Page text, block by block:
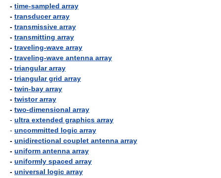
- time-sampled array
- transducer array
- transmissive array
- transmitting array
- traveling-wave array
- traveling-wave antenna array
- triangular array
- triangular grid array
- twin-bay array
- twistor array
- two-dimensional array
- ultra extended graphics array
- uncommitted logic array
- unidirectional couplet antenna array
- uniform antenna array
- uniformly spaced array
- universal logic array